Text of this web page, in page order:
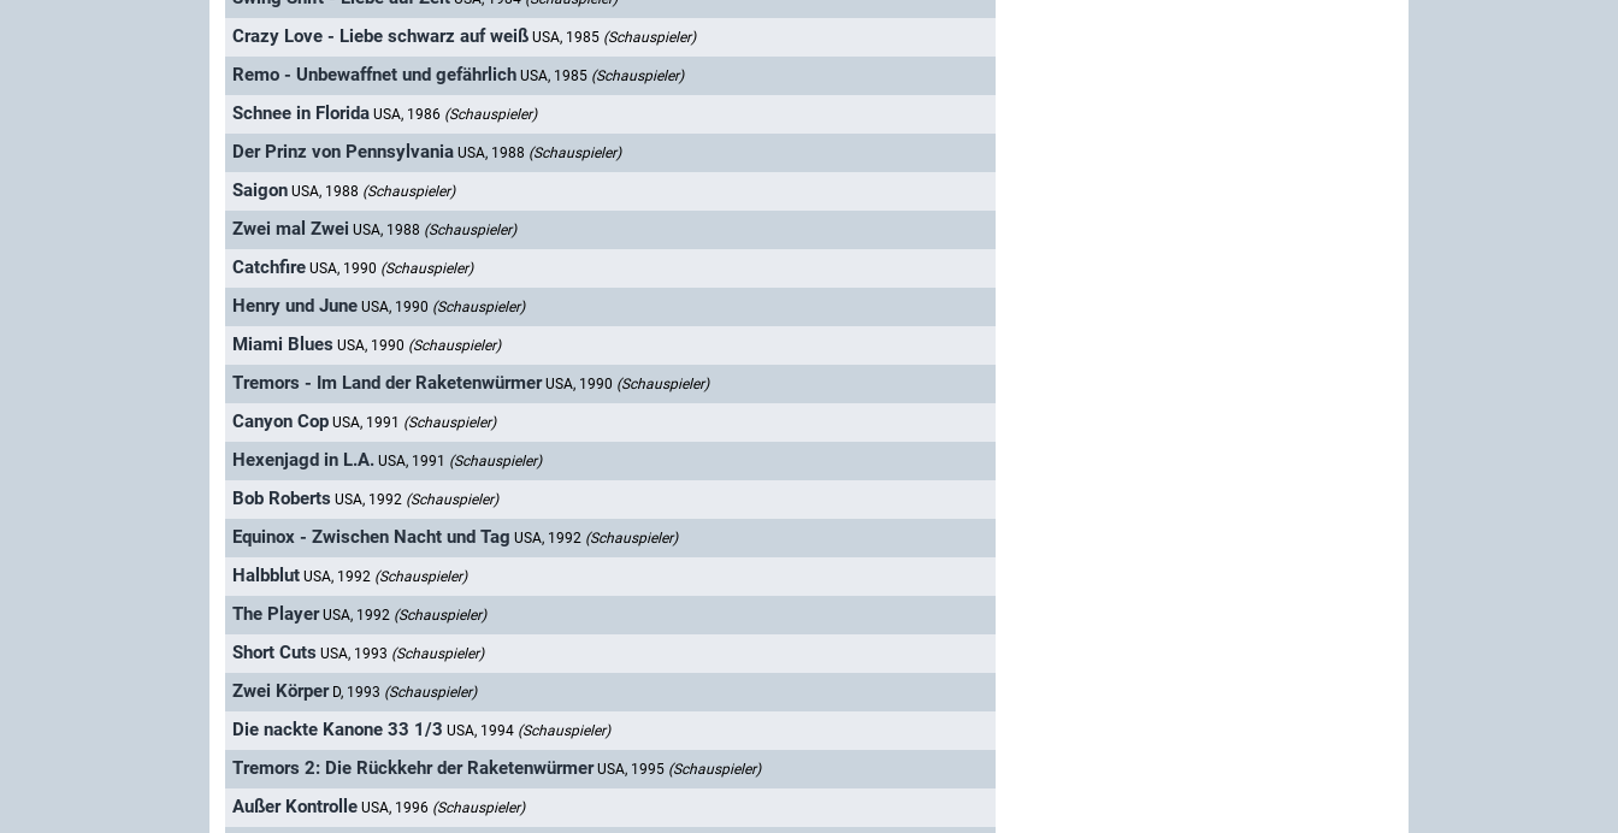
Crazy Love - Liebe schwarz auf weiß USA, 1985 (Schauspieler)
Remo - Unbewaffnet und gefährlich USA, 1985 (Schauspieler)
Schnee in Florida USA, 1986 (Schauspieler)
Der Prinz von Pennsylvania USA, 1988 (Schauspieler)
Saigon USA, 1988 (Schauspieler)
Zwei mal Zwei USA, 1988 (Schauspieler)
Catchfire USA, 1990 (Schauspieler)
Henry und June USA, 1990 (Schauspieler)
Miami Blues USA, 1990 (Schauspieler)
Tremors - Im Land der Raketenwürmer USA, 1990 (Schauspieler)
Canyon Cop USA, 1991 (Schauspieler)
Hexenjagd in L.A. USA, 1991 (Schauspieler)
Bob Roberts USA, 1992 (Schauspieler)
Equinox - Zwischen Nacht und Tag USA, 1992 (Schauspieler)
Halbblut USA, 1992 (Schauspieler)
The Player USA, 1992 (Schauspieler)
Short Cuts USA, 1993 (Schauspieler)
Zwei Körper D, 1993 (Schauspieler)
Die nackte Kanone 33 1/3 USA, 1994 (Schauspieler)
Tremors 2: Die Rückkehr der Raketenwürmer USA, 1995 (Schauspieler)
Außer Kontrolle USA, 1996 (Schauspieler)